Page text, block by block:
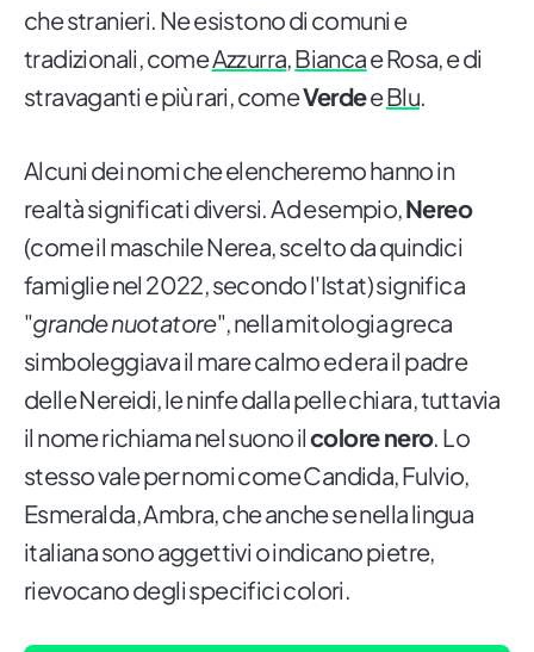
che stranieri. Ne esistono di comuni e
tradizionali, comeAzzurra,Biancae Rosa, e di
stravaganti e più rari, comeVerdeeBlu.
Alcuni dei nomi che elencheremo hanno in
realtà significati diversi. Ad esempio,Nereo
(come il maschile Nerea, scelto da quindici
famiglie nel 2022, secondo l'Istat) significa
"grande nuotatore", nella mitologia greca
simboleggiava il mare calmo ed era il padre
delle Nereidi, le ninfe dalla pelle chiara, tuttavia
il nome richiama nel suono ilcolore nero. Lo
stesso vale per nomi come Candida, Fulvio,
Esmeralda, Ambra, che anche se nella lingua
italiana sono aggettivi o indicano pietre,
rievocano degli specifici colori.